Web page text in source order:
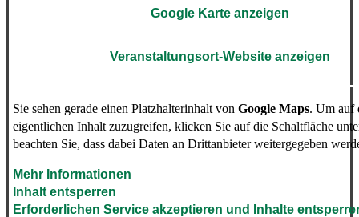
Google Karte anzeigen
Veranstaltungsort-Website anzeigen
Sie sehen gerade einen Platzhalterinhalt von Google Maps. Um auf
eigentlichen Inhalt zuzugreifen, klicken Sie auf die Schaltfläche
beachten Sie, dass dabei Daten an Drittanbieter weitergegeben
Mehr Informationen
Inhalt entsperren
Erforderlichen Service akzeptieren und Inhalte